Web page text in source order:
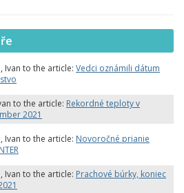
, Ivan to the article: Vedci oznámili dátum
to the article: Rekordné teploty v
2021
, Ivan to the article: Novoročné prianie
, Ivan to the article: Prachové búrky, koniec